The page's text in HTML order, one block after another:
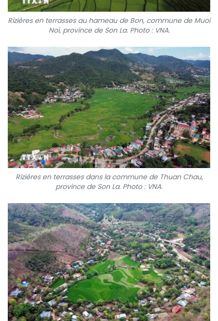
Rizières en terrasses au hameau de Bon, commune de Muoi
Noi, province de Son La. Photo : VNA.
Rizières en terrasses dans la commune de Thuan Chau,
province de Son La. Photo : VNA.